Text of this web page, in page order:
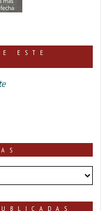
ESTE